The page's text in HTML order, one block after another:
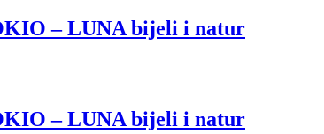
– LUNA bijeli i natur
– LUNA bijeli i natur